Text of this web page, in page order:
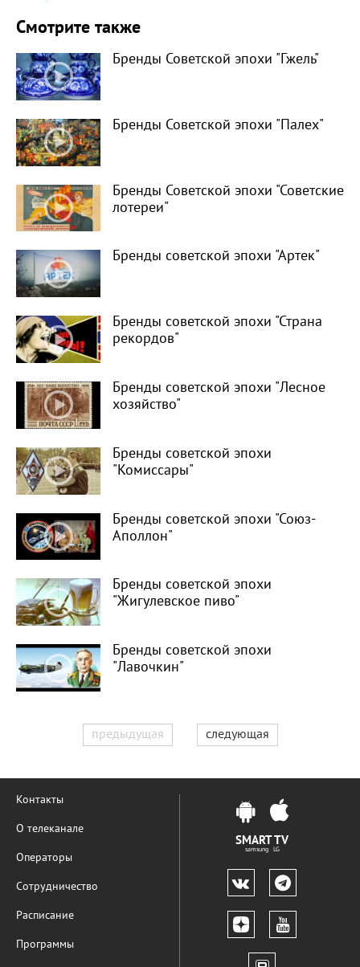
Смотрите также
Бренды Советской эпохи "Гжель"
Бренды Советской эпохи "Палех"
Бренды Советской эпохи "Советские
лотереи"
Бренды советской эпохи "Артек"
Бренды советской эпохи "Страна
рекордов"
Бренды советской эпохи "Лесное
хозяйство"
Бренды советской эпохи
"Комиссары"
Бренды советской эпохи "Союз-
Аполлон"
Бренды советской эпохи
"Жигулевское пиво"
Бренды советской эпохи
"Лавочкин"
предыдущая следующая
Контакты
О телеканале
Операторы
Сотрудничество
Расписание
Программы
SMART TV
samsung LG